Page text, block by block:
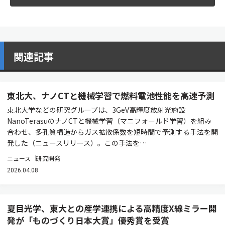
関連記事
東北大、ナノCTと機械学習で燃料電池性能を高速予測
東北大学などの研究グループは、3GeV高輝度放射光施設
NanoTerasuのナノCTと機械学習（マニフォールド学習）を組み
合わせ、多孔質構造からガス拡散係数を短時間で予測する手法を開
発した（ニュースリリース）。この手法を…
ニュース 研究開発
2026.04.08
夏目光学、東大との産学連携による高精度X線ミラー開
発が「ものづくり日本大賞」優秀賞を受賞